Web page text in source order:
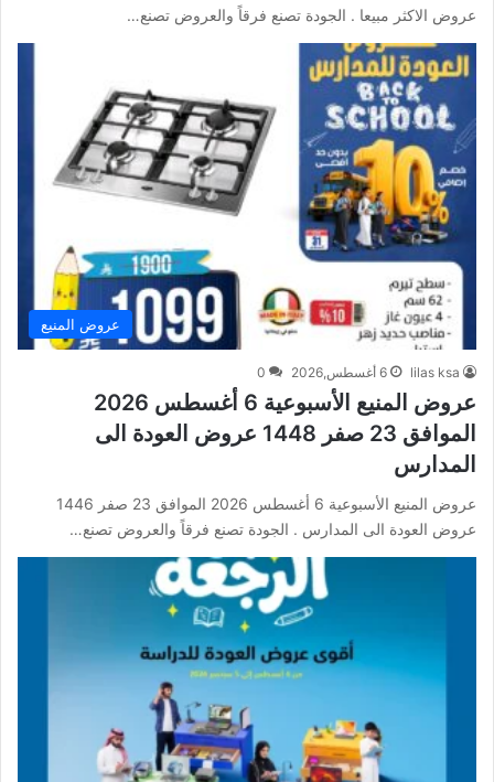
عروض الاكثر مبيعا . الجودة تصنع فرقاً والعروض تصنع…
عروض المنيع
lilas ksa 6 أغسطس,2026 0
عروض المنيع الأسبوعية 6 أغسطس 2026
الموافق 23 صفر 1448 عروض العودة الى
المدارس
عروض المنيع الأسبوعية 6 أغسطس 2026 الموافق 23 صفر 1446
عروض العودة الى المدارس . الجودة تصنع فرقاً والعروض تصنع…